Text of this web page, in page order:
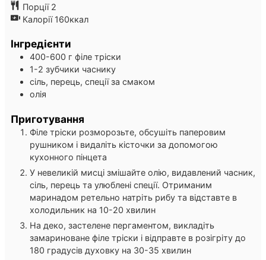
Порції 2
Калорії 160ккал
Інгредієнти
400-600 г філе тріски
1-2 зубчики часнику
сіль, перець, спеції за смаком
олія
Приготування
Філе тріски розморозьте, обсушіть паперовим
рушником і видаліть кісточки за допомогою
кухонного пінцета
У невеликій мисці змішайте олію, видавлений часник,
сіль, перець та улюблені спеції. Отриманим
маринадом ретельно натріть рибу та відставте в
холодильник на 10-20 хвилин
На деко, застелене пергаментом, викладіть
замариноване філе тріски і відправте в розігріту до
180 градусів духовку на 30-35 хвилин